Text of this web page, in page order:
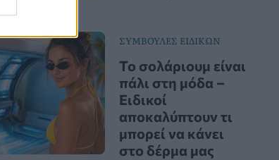
ΣΥΜΒΟΥΛΕΣ ΕΙΔΙΚΩΝ
Το σολάριουμ είναι
πάλι στη μόδα –
Ειδικοί
αποκαλύπτουν τι
μπορεί να κάνει
στο δέρμα μας